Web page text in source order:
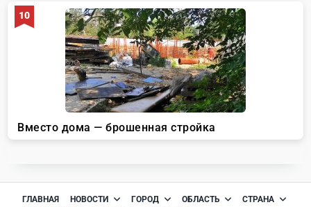
ГЛАВНАЯ НОВОСТИ ГОРОД ОБЛАСТЬ
СТРАНА